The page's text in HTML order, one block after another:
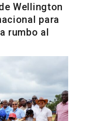
Wellington
para
rumbo al